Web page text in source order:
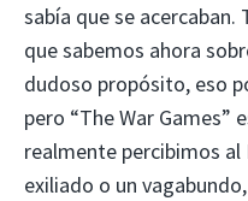
sabía que se
que sabemos ahora
dudoso propósito, eso
pero “The War Games”
realmente percibimos
exiliado o un